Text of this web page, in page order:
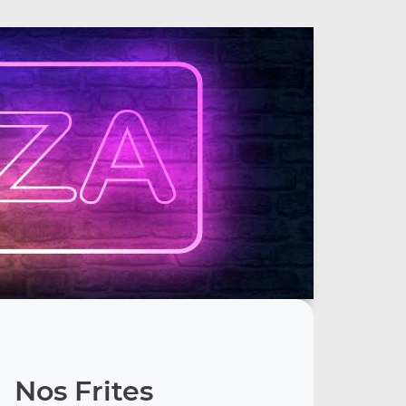
Nos Frites